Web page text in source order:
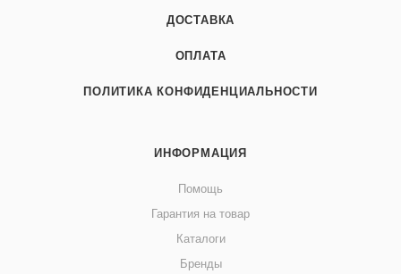
ДОСТАВКА
ОПЛАТА
ПОЛИТИКА КОНФИДЕНЦИАЛЬНОСТИ
ИНФОРМАЦИЯ
Помощь
Гарантия на товар
Каталоги
Бренды